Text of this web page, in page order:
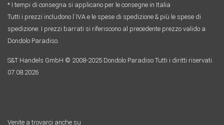
* I tempi di consegna si applicano per le consegne in Italia
Tutti i prezzi includono l´IVA e le spese di spedizione & più le spese di
spedizione. I prezzi barrati si riferiscono al precedente prezzo valido a
Dondolo Paradiso.
S&T Handels GmbH © 2008-2025 Dondolo Paradiso Tutti i diritti riservati.
07.08.2026
Venite a trovarci anche su